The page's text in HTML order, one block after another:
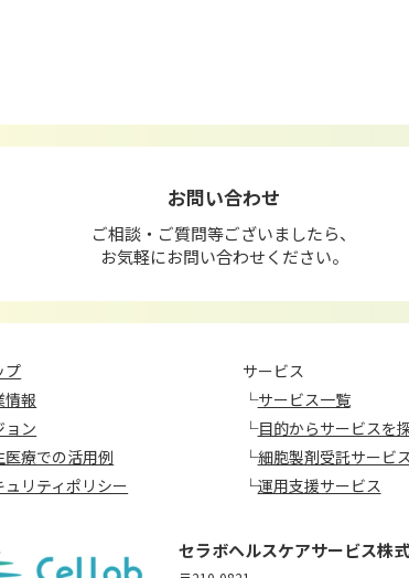
お問い合わせ
ご相談・ご質問等ございましたら、
お気軽にお問い合わせください。
プ
情報
ョン
医療での活用例
ュリティポリシー
サービス
└サービス一覧
└目的からサービスを
└細胞製剤受託サービ
└運用支援サービス
セラボヘルスケアサービス株